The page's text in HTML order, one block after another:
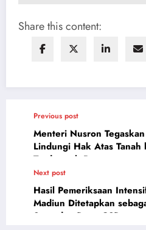
Share this content:
Previous post
Menteri Nusron
Lindungi Hak Atas Tanah
Terdampak Bencana
Next post
Hasil Pemeriksaan
Madiun Ditetapkan
Suap dan Dana CSR